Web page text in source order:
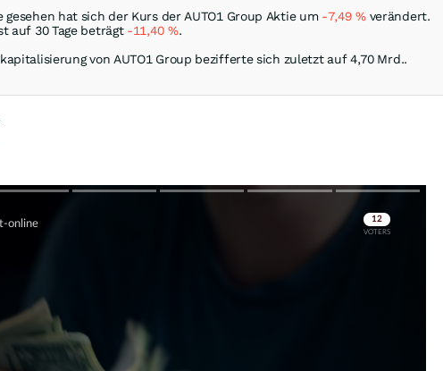
gesehen hat sich der Kurs der AUTO1 Group Aktie um -7,49%verändert.
auf 30 Tage beträgt -11,40 %.
von AUTO1 Group bezifferte sich zuletzt auf 4,70 Mrd..
Skip